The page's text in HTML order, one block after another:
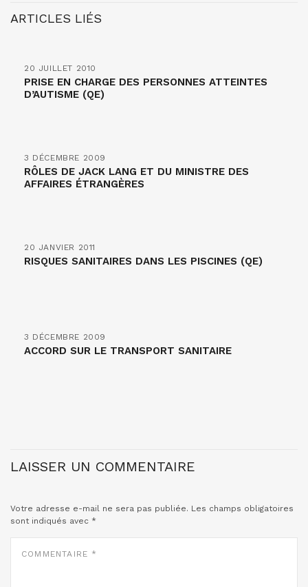
ARTICLES LIÉS
20 JUILLET 2010
PRISE EN CHARGE DES PERSONNES ATTEINTES
D’AUTISME (QE)
3 DÉCEMBRE 2009
RÔLES DE JACK LANG ET DU MINISTRE DES
AFFAIRES ÉTRANGÈRES
20 JANVIER 2011
RISQUES SANITAIRES DANS LES PISCINES (QE)
3 DÉCEMBRE 2009
ACCORD SUR LE TRANSPORT SANITAIRE
LAISSER UN COMMENTAIRE
Votre adresse e-mail ne sera pas publiée. Les champs obligatoires
sont indiqués avec *